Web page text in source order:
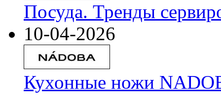
Посуда. Тренды
10-04-2026
Кухонные ножи